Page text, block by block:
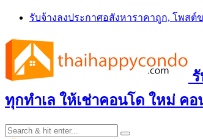
Skip
content
รับจ้างลงประกาศอสังหาราคาถูก, โพส
ทุกทำเล ให้เช่าคอนโด ใหม่ ค